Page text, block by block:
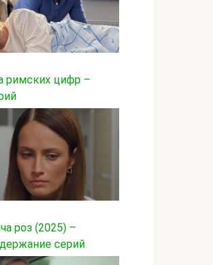
римских цифр –
роз (2025) –
серий